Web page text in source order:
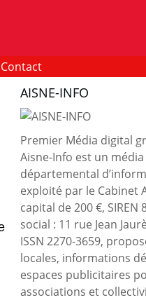
Contact
AISNE-INFO
Premier Média digital
Aisne-Info est un
départemental
exploité par le Cabinet
capital de 200 €, SIREN
social : 11 rue Jean
ISSN 2270-3659,
locales, informations
espaces publicitaires
associations et